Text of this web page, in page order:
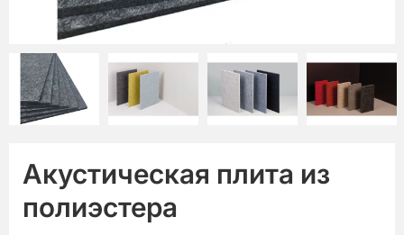
Акустическая плита из
полиэстера